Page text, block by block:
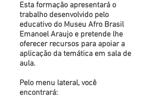
Esta formação apresentará o
trabalho desenvolvido pelo
educativo do Museu Afro Brasil
Emanoel Araujo e pretende lhe
oferecer recursos para apoiar a
aplicação da temática em sala de
aula.
Pelo menu lateral, você
encontrará: